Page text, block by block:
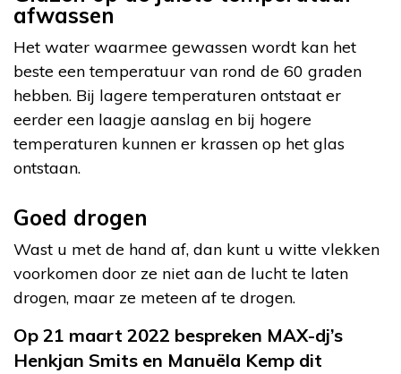
afwassen
Het water waarmee gewassen wordt kan het
beste een temperatuur van rond de 60 graden
hebben. Bij lagere temperaturen ontstaat er
eerder een laagje aanslag en bij hogere
temperaturen kunnen er krassen op het glas
ontstaan.
Goed drogen
Wast u met de hand af, dan kunt u witte vlekken
voorkomen door ze niet aan de lucht te laten
drogen, maar ze meteen af te drogen.
Op 21 maart 2022 bespreken MAX-dj’s
Henkjan Smits en Manuëla Kemp dit